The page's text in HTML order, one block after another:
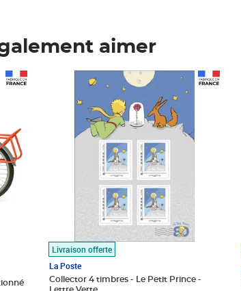
aimer
Livraison offerte
La Poste
Collector 4 timbres - Le Petit Prince -
Prix 7,50€